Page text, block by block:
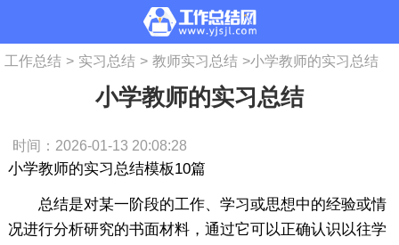
工作总结 > 实习总结 > 教师实习总结 >小学教师的实习总结
小学教师的实习总结
时间：2026-01-13 20:08:28
小学教师的实习总结模板10篇
总结是对某一阶段的工作、学习或思想中的经验或情
况进行分析研究的书面材料，通过它可以正确认识以往学